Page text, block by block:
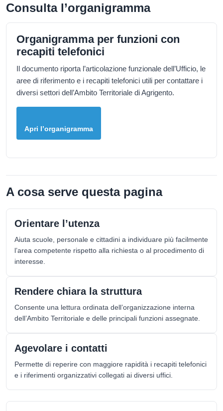
Consulta l’organigramma
Organigramma per funzioni con
recapiti telefonici
Il documento riporta l’articolazione funzionale dell’Ufficio, le
aree di riferimento e i recapiti telefonici utili per contattare i
diversi settori dell’Ambito Territoriale di Agrigento.
Apri l’organigramma
A cosa serve questa pagina
Orientare l’utenza
Aiuta scuole, personale e cittadini a individuare più facilmente
l’area competente rispetto alla richiesta o al procedimento di
interesse.
Rendere chiara la struttura
Consente una lettura ordinata dell’organizzazione interna
dell’Ambito Territoriale e delle principali funzioni assegnate.
Agevolare i contatti
Permette di reperire con maggiore rapidità i recapiti telefonici
e i riferimenti organizzativi collegati ai diversi uffici.